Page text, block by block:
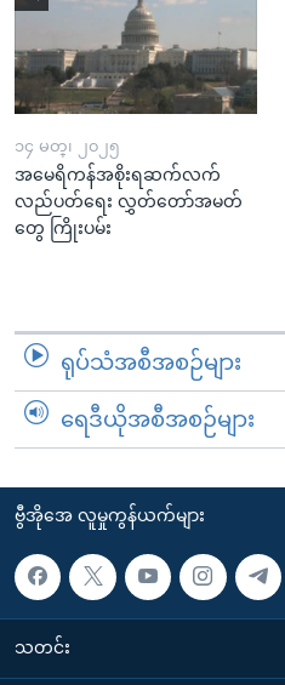
၁၄ မတ္၊ ၂၀၂၅
အမေရိကန်အစိုးရဆက်လက်
လည်ပတ်ရေး လွှတ်တော်အမတ်
တွေ ကြိုးပမ်း
ရုပ်သံအစီအစဉ်များ
ရေဒီယိုအစီအစဉ်များ
ဗွီအိုအေ လူမှုကွန်ယက်များ
သတင်း